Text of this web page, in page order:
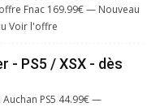
Fnac 169.99€ — Nouveau
Voir l'offre
- PS5 / XSX - dès
PS5 44.99€ —